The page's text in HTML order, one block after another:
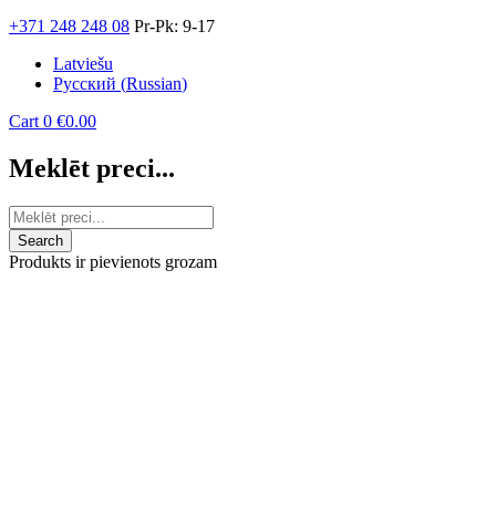
+371 248 248 08 Pr-Pk: 9-17
Latviešu
Русский (Russian)
Cart 0 €0.00
Meklēt preci...
Produkts ir pievienots grozam